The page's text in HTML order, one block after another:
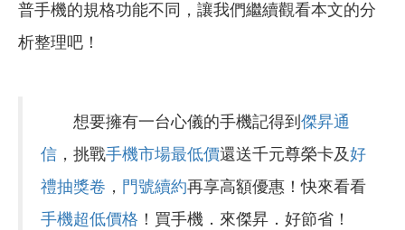
普手機的規格功能不同，讓我們繼續觀看本文的分
析整理吧！
想要擁有一台心儀的手機記得到 傑昇通
信 ，挑戰手機市場最低價還送千元尊榮卡及好
禮抽獎卷 ， 門號續約再享高額優惠！快來看看
手機超低價格 ！買手機．來傑昇．好節省！